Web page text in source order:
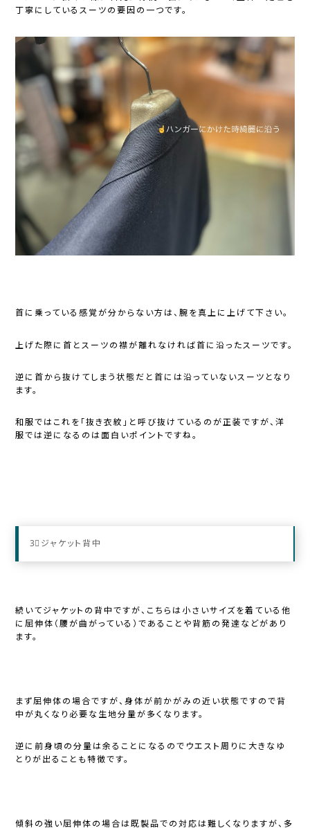
丁寧にしているスーツの要因の一つです。
首に乗っている感覚が分からない方は、腕を真上に上げて下さい。
上げた際に首とスーツの襟が離れなければ首に沿ったスーツです。
逆に首から抜けてしまう状態だと首には沿っていないスーツとなり
ます。
和服ではこれを「抜き衣紋」と呼び抜けているのが正装ですが、洋
服では逆になるのは面白いポイントですね。
3⃣ジャケット背中
続いてジャケットの背中ですが、こちらは小さいサイズを着ている他
に屈伸体（腰が曲がっている）であることや背筋の発達などがあり
ます。
まず屈伸体の場合ですが、身体が前かがみの近い状態ですので背
中が丸くなり必要な生地分量が多くなります。
逆に前身頃の分量は余ることになるのでウエスト周りに大きなゆ
とりが出ることも特徴です。
傾斜の強い屈伸体の場合は既製品での対応は難しくなりますが、多